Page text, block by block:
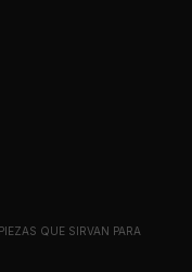
QUE SIRVAN PARA